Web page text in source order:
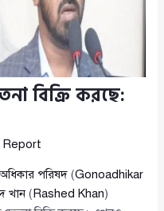
বিক্রি করছে:
Report
পরিষদ (Gonoadhikar
খান(Rashed Khan)